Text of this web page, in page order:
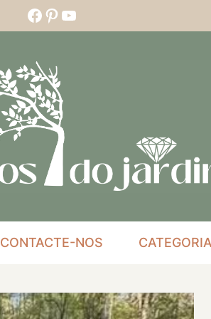
Facebook
Pinterest
YouTube
CONTACTE-NOS